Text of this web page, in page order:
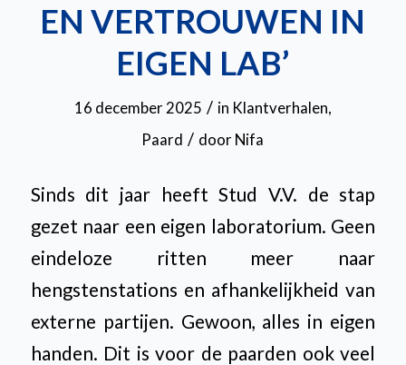
EN VERTROUWEN IN
EIGEN LAB’
16 december 2025 / in Klantverhalen,
Paard / doorNifa
Sinds dit jaar heeft Stud V.V. de stap
gezet naar een eigen laboratorium. Geen
eindeloze ritten meer naar
hengstenstations en afhankelijkheid van
externe partijen. Gewoon, alles in eigen
handen. Dit is voor de paarden ook veel